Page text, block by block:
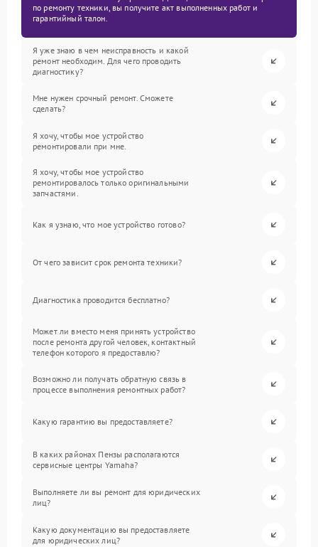
по ремонту техники, вы получите акт выполненных работ и
гарантийный талон.
Я уже знаю в чем неисправность и какой
ремонт необходим. Для чего проводить
диагностику?
Мне нужен срочный ремонт. Сможете
сделать?
Я хочу, чтобы мое устройство
ремонтировали при мне.
Я хочу, чтобы мое устройство
ремонтировалось только оригинальными
запчастями.
Как я узнаю, что мое устройство готово?
От чего зависит срок ремонта техники?
Диагностика проводится бесплатно?
Может ли вместо меня принять устройство
после ремонта другой человек, контактный
телефон которого я предоставлю?
Возможно ли получать обратную связь в
процессе выполнения ремонтных работ?
Какую гарантию вы предоставляете?
В каких районах Пензы располагаются
сервисные центры Yamaha?
Выполняете ли вы ремонт для юридических
лиц?
Какую документацию вы предоставляете
для юридических лиц?